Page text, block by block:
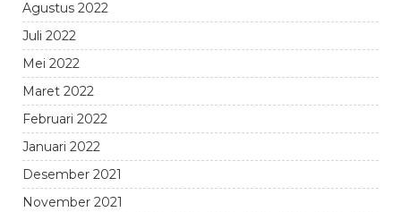
Agustus 2022
Juli 2022
Mei 2022
Maret 2022
Februari 2022
Januari 2022
Desember 2021
November 2021